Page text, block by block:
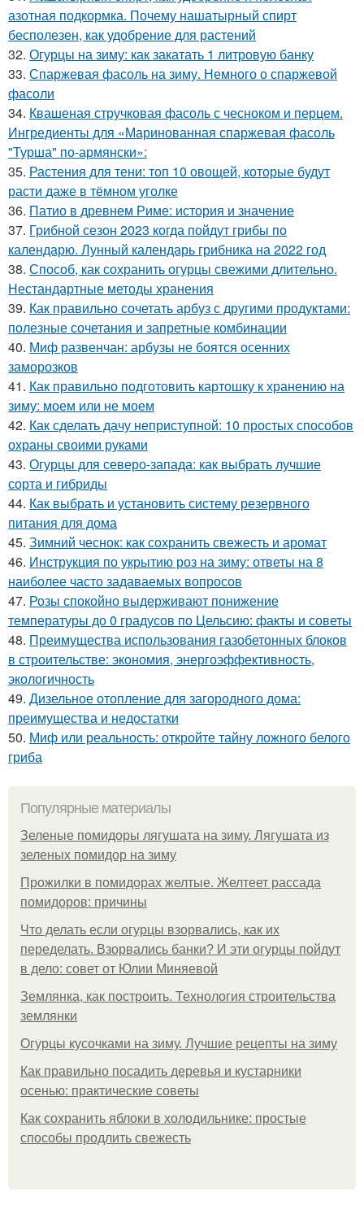
азотная подкормка. Почему нашатырный спирт
бесполезен, как удобрение для растений
32. Огурцы на зиму: как закатать 1 литровую банку
33. Спаржевая фасоль на зиму. Немного о спаржевой
фасоли
34. Квашеная стручковая фасоль с чесноком и перцем.
Ингредиенты для «Маринованная спаржевая фасоль
"Турша" по-армянски»:
35. Растения для тени: топ 10 овощей, которые будут
расти даже в тёмном уголке
36. Патио в древнем Риме: история и значение
37. Грибной сезон 2023 когда пойдут грибы по
календарю. Лунный календарь грибника на 2022 год
38. Способ, как сохранить огурцы свежими длительно.
Нестандартные методы хранения
39. Как правильно сочетать арбуз с другими продуктами:
полезные сочетания и запретные комбинации
40. Миф развенчан: арбузы не боятся осенних
заморозков
41. Как правильно подготовить картошку к хранению на
зиму: моем или не моем
42. Как сделать дачу неприступной: 10 простых способов
охраны своими руками
43. Огурцы для северо-запада: как выбрать лучшие
сорта и гибриды
44. Как выбрать и установить систему резервного
питания для дома
45. Зимний чеснок: как сохранить свежесть и аромат
46. Инструкция по укрытию роз на зиму: ответы на 8
наиболее часто задаваемых вопросов
47. Розы спокойно выдерживают понижение
температуры до 0 градусов по Цельсию: факты и советы
48. Преимущества использования газобетонных блоков
в строительстве: экономия, энергоэффективность,
экологичность
49. Дизельное отопление для загородного дома:
преимущества и недостатки
50. Миф или реальность: откройте тайну ложного белого
гриба
Популярные материалы
Зеленые помидоры лягушата на зиму. Лягушата из
зеленых помидор на зиму
Прожилки в помидорах желтые. Желтеет рассада
помидоров: причины
Что делать если огурцы взорвались, как их
переделать. Взорвались банки? И эти огурцы пойдут
в дело: совет от Юлии Миняевой
Землянка, как построить. Технология строительства
землянки
Огурцы кусочками на зиму. Лучшие рецепты на зиму
Как правильно посадить деревья и кустарники
осенью: практические советы
Как сохранить яблоки в холодильнике: простые
способы продлить свежесть